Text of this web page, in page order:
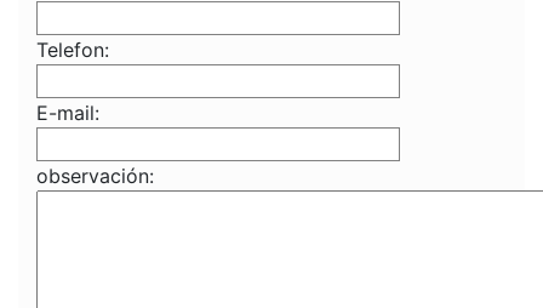
Telefon:
E-mail:
observación: